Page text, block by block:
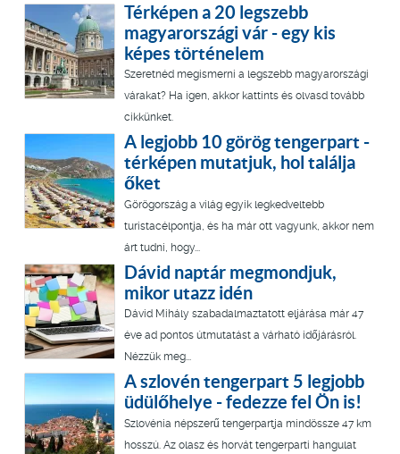
Térképen a 20 legszebb
magyarországi vár - egy kis
képes történelem
Szeretnéd megismerni a legszebb magyarországi
várakat? Ha igen, akkor kattints és olvasd tovább
cikkünket.
A legjobb 10 görög tengerpart -
térképen mutatjuk, hol találja
őket
Görögország a világ egyik legkedveltebb
turistacélpontja, és ha már ott vagyunk, akkor nem
árt tudni, hogy...
Dávid naptár megmondjuk,
mikor utazz idén
Dávid Mihály szabadalmaztatott eljárása már 47
éve ad pontos útmutatást a várható időjárásról.
Nézzük meg...
A szlovén tengerpart 5 legjobb
üdülőhelye - fedezze fel Ön is!
Szlovénia népszerű tengerpartja mindössze 47 km
hosszú. Az olasz és horvát tengerparti hangulat